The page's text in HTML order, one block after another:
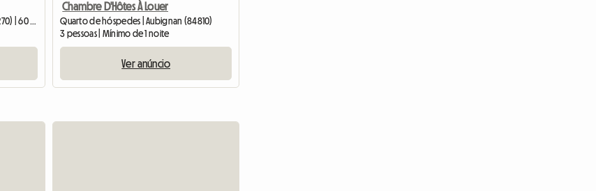
Quarto de hóspedes | Vedène (84270) | 60 M2
Chambre D'Hôtes À Louer
Quarto de hóspedes | Aubignan (84810)
3 pessoas | Mínimo de 1 noite
Ver anúncio